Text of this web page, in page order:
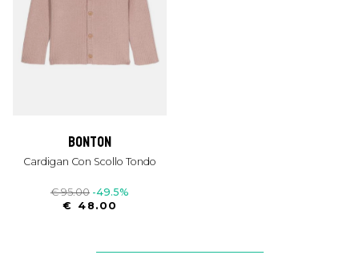
bonton
Cardigan Con Scollo Tondo
€ 95.00 -49.5%
€ 48.00